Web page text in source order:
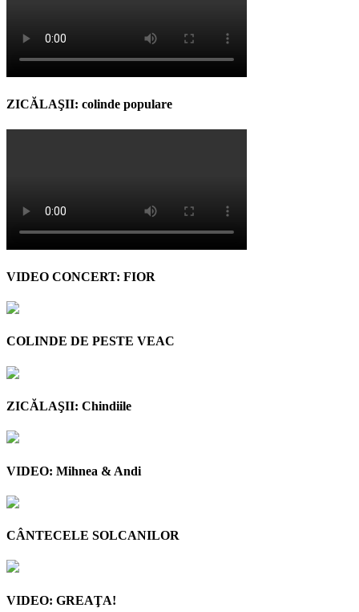
ZICĂLAŞII: colinde populare
VIDEO CONCERT: FIOR
COLINDE DE PESTE VEAC
ZICĂLAŞII: Chindiile
VIDEO: Mihnea & Andi
CÂNTECELE SOLCANILOR
VIDEO: GREAŢA!